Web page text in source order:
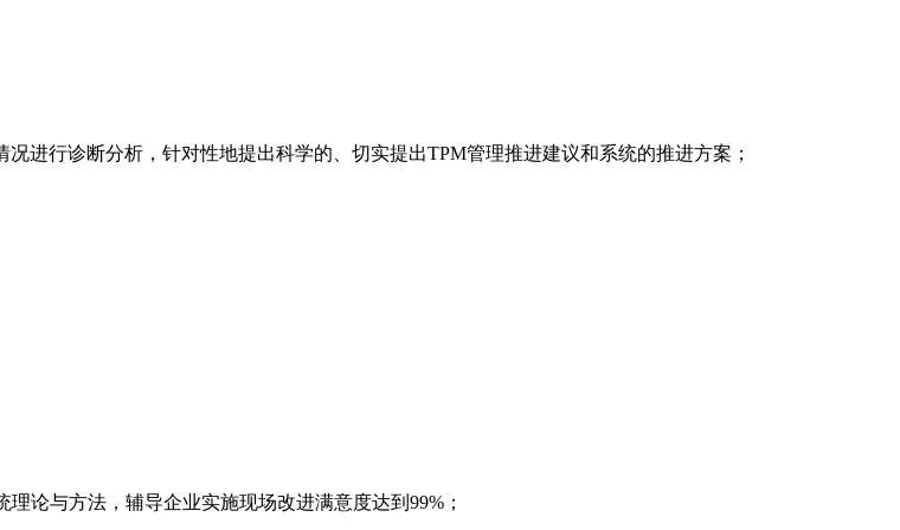
进行诊断分析，针对性地提出科学的、切实提出TPM管理推进建议和系统的推进方案；
论与方法，辅导企业实施现场改进满意度达到99%；